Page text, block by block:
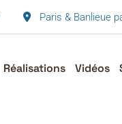
Paris & Banlieue
Réalisations Vidéos